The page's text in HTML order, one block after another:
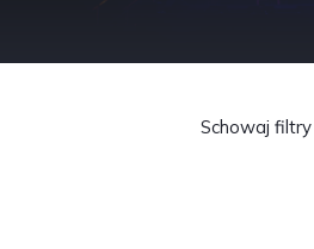
Schowaj filtry